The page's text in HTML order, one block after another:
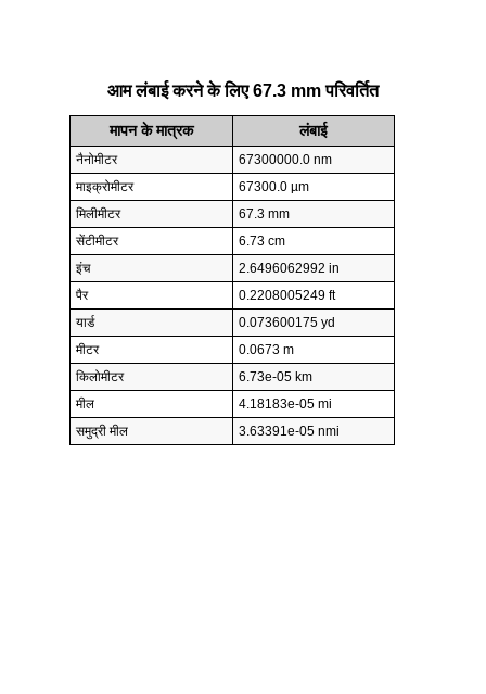
आम लंबाई करने के लिए 67.3 mm परिवर्तित
मापन के मात्रक लंबाई
नैनोमीटर
67300000.0 nm
माइक्रोमीटर
67300.0 µm
मिलीमीटर
67.3 mm
सेंटीमीटर
6.73 cm
इंच
2.6496062992 in
पैर
0.2208005249 ft
यार्ड
0.073600175 yd
मीटर
0.0673 m
किलोमीटर
6.73e-05 km
मील
4.18183e-05 mi
समुद्री मील
3.63391e-05 nmi